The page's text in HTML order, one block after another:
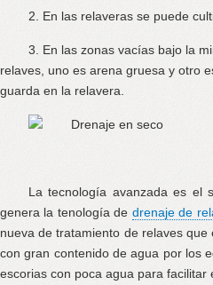
2. En las relaveras se puede
3. En las zonas vacías bajo la
relaves, uno es arena gruesa y otro
guarda en la relavera.
La tecnología avanzada es el
genera la tenología de drenaje de
nueva de tratamiento de relaves que
con gran contenido de agua por los
escorias con poca agua para facilitar